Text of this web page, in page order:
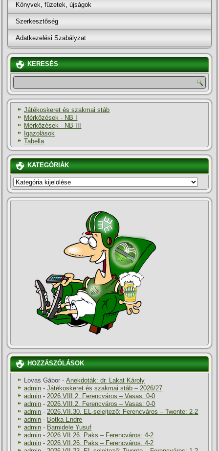
Könyvek, füzetek, újságok
Szerkesztőség
Adatkezelési Szabályzat
KERESÉS
Játékoskeret és szakmai stáb
Mérkőzések - NB I
Mérkőzések - NB III
Igazolások
Tabella
KATEGÓRIÁK
KATEGÓRIÁK
HOZZÁSZÓLÁSOK
Lovas Gábor -Anekdoták: dr. Lakat Károly
admin -Játékoskeret és szakmai stáb – 2026/27
admin - 2026.VIII.2. Ferencváros – Vasas: 0-0
admin - 2026.VIII.2. Ferencváros – Vasas: 0-0
admin - 2026.VII.30. EL-selejtező: Ferencváros – Twente: 2-2
admin - Botka Endre
admin - Bamidele Yusuf
admin - 2026.VII.26. Paks – Ferencváros: 4-2
admin - 2026.VII.26. Paks – Ferencváros: 4-2